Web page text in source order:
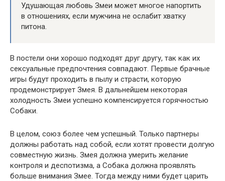
Удушающая любовь Змеи может многое напортить
в отношениях, если мужчина не ослабит хватку
питона.
В постели они хорошо подходят друг другу, так как их
сексуальные предпочтения совпадают. Первые брачные
игры будут проходить в пылу и страсти, которую
продемонстрирует Змея. В дальнейшем некоторая
холодность Змеи успешно компенсируется горячностью
Собаки.
В целом, союз более чем успешный. Только партнеры
должны работать над собой, если хотят провести долгую
совместную жизнь. Змея должна умерить желание
контроля и деспотизма, а Собака должна проявлять
больше внимания Змее. Тогда между ними будет царить